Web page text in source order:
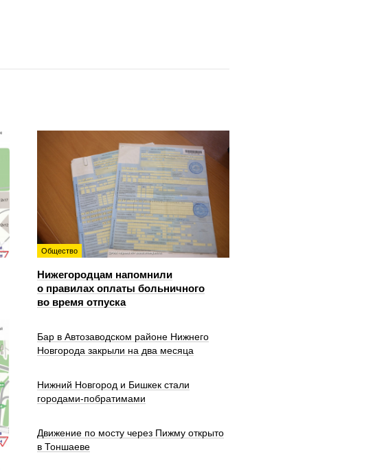
Общество
Нижегородцам напомнили
о правилах оплаты больничного
во время отпуска
Бар в Автозаводском районе Нижнего
Новгорода закрыли на два месяца
Нижний Новгород и Бишкек стали
городами-побратимами
Движение по мосту через Пижму открыто
в Тоншаеве